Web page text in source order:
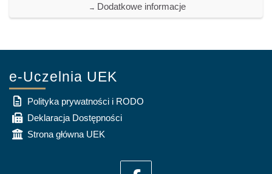
→ Dodatkowe informacje
e-Uczelnia UEK
Polityka prywatności i RODO
Deklaracja Dostępności
Strona główna UEK